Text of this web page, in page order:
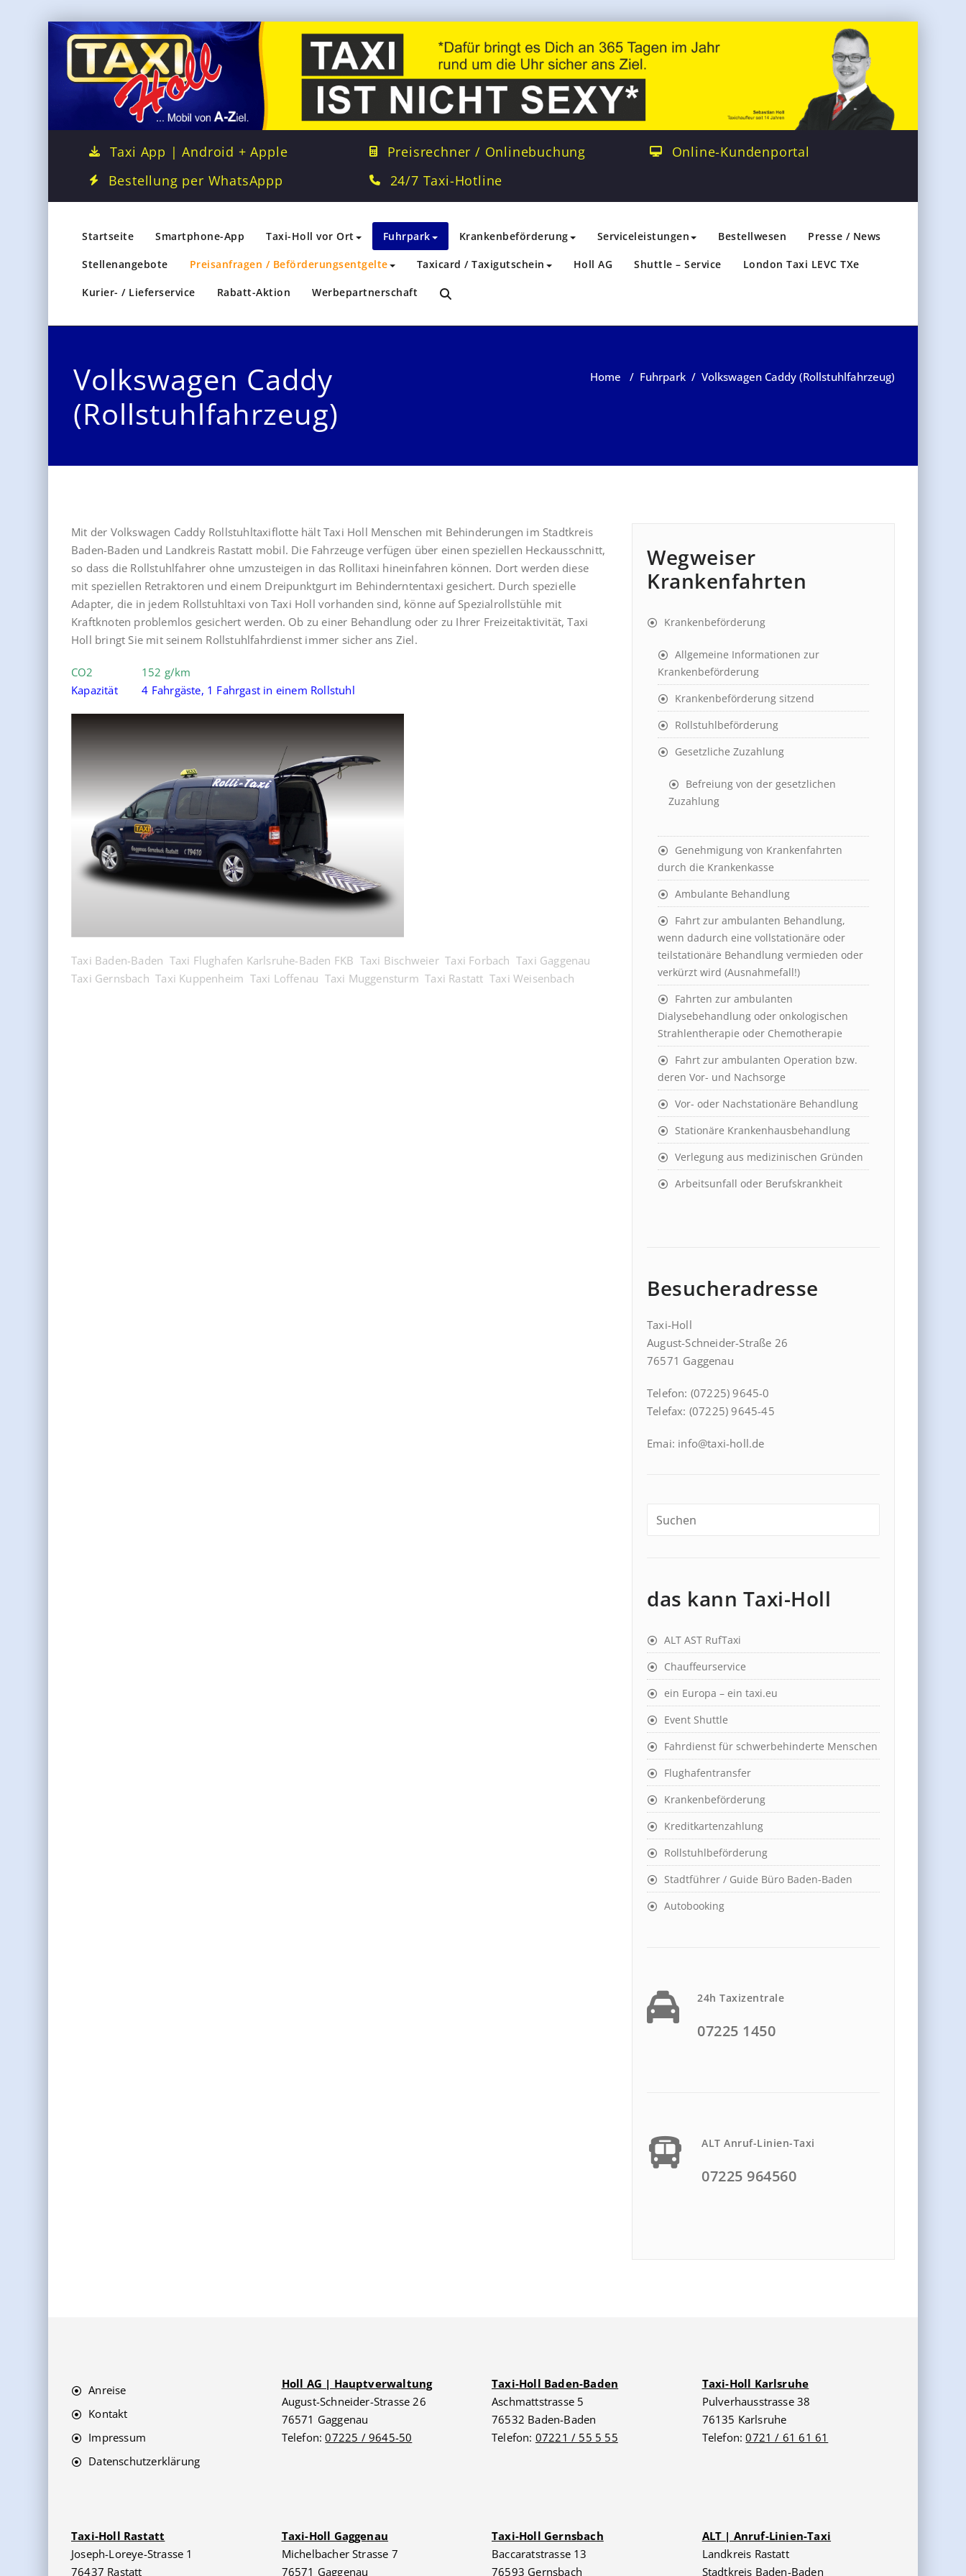
Taxi App | Android + Apple
Bestellung per WhatsAppp
Preisrechner / Onlinebuchung
24/7 Taxi-Hotline
Online-Kundenportal
Startseite Smartphone-App Taxi-Holl vor Ort Fuhrpark Krankenbeförderung Serviceleistungen Bestellwesen Presse / News
Stellenangebote Preisanfragen / Beförderungsentgelte Taxicard / Taxigutschein Holl AG Shuttle – Service London Taxi LEVC TXe
Kurier- / Lieferservice Rabatt-Aktion Werbepartnerschaft
Volkswagen Caddy
(Rollstuhlfahrzeug)
Home / Fuhrpark / Volkswagen Caddy (Rollstuhlfahrzeug)
Mit der Volkswagen Caddy Rollstuhltaxiflotte hält Taxi Holl Menschen mit Behinderungen im Stadtkreis
Baden-Baden und Landkreis Rastatt mobil. Die Fahrzeuge verfügen über einen speziellen Heckausschnitt,
so dass die Rollstuhlfahrer ohne umzusteigen in das Rollitaxi hineinfahren können. Dort werden diese
mit speziellen Retraktoren und einem Dreipunktgurt im Behinderntentaxi gesichert. Durch spezielle
Adapter, die in jedem Rollstuhltaxi von Taxi Holl vorhanden sind, könne auf Spezialrollstühle mit
Kraftknoten problemlos gesichert werden. Ob zu einer Behandlung oder zu Ihrer Freizeitaktivität, Taxi
Holl bringt Sie mit seinem Rollstuhlfahrdienst immer sicher ans Ziel.
CO2 152 g/km
Kapazität 4 Fahrgäste, 1 Fahrgast in einem Rollstuhl
Taxi Baden-Baden Taxi Flughafen Karlsruhe-Baden FKB Taxi Bischweier Taxi Forbach Taxi Gaggenau
Taxi Gernsbach Taxi Kuppenheim Taxi Loffenau Taxi Muggensturm Taxi Rastatt Taxi Weisenbach
Wegweiser
Krankenfahrten
Krankenbeförderung
Allgemeine Informationen zur
Krankenbeförderung
Krankenbeförderung sitzend
Rollstuhlbeförderung
Gesetzliche Zuzahlung
Befreiung von der gesetzlichen
Zuzahlung
Genehmigung von Krankenfahrten
durch die Krankenkasse
Ambulante Behandlung
Fahrt zur ambulanten Behandlung,
wenn dadurch eine vollstationäre oder
teilstationäre Behandlung vermieden oder
verkürzt wird (Ausnahmefall!)
Fahrten zur ambulanten
Dialysebehandlung oder onkologischen
Strahlentherapie oder Chemotherapie
Fahrt zur ambulanten Operation bzw.
deren Vor- und Nachsorge
Vor- oder Nachstationäre Behandlung
Stationäre Krankenhausbehandlung
Verlegung aus medizinischen Gründen
Arbeitsunfall oder Berufskrankheit
Besucheradresse
Taxi-Holl
August-Schneider-Straße 26
76571 Gaggenau
Telefon: (07225) 9645-0
Telefax: (07225) 9645-45
Emai: info@taxi-holl.de
das kann Taxi-Holl
ALT AST RufTaxi
Chauffeurservice
ein Europa – ein taxi.eu
Event Shuttle
Fahrdienst für schwerbehinderte Menschen
Flughafentransfer
Krankenbeförderung
Kreditkartenzahlung
Rollstuhlbeförderung
Stadtführer / Guide Büro Baden-Baden
Autobooking
24h Taxizentrale
07225 1450
ALT Anruf-Linien-Taxi
07225 964560
Anreise
Kontakt
Impressum
Datenschutzerklärung
Holl AG | Hauptverwaltung
August-Schneider-Strasse 26
76571 Gaggenau
Telefon:07225 / 9645-50
Taxi-Holl Baden-Baden
Aschmattstrasse 5
76532 Baden-Baden
Telefon: 07221 / 55 5 55
Taxi-Holl Karlsruhe
Pulverhausstrasse 38
76135 Karlsruhe
Telefon:0721 / 61 61 61
Taxi-Holl Rastatt
Joseph-Loreye-Strasse 1
76437 Rastatt
Taxi-Holl Gaggenau
Michelbacher Strasse 7
76571 Gaggenau
Taxi-Holl Gernsbach
Baccaratstrasse 13
76593 Gernsbach
ALT | Anruf-Linien-Taxi
Landkreis Rastatt
Stadtkreis Baden-Baden